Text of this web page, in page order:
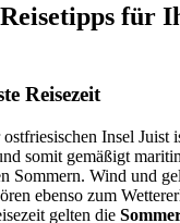
für
Reisezeit
Insel Juist
somit gemäßigt
Sommern. Wind und
ebenso zum
gelten die